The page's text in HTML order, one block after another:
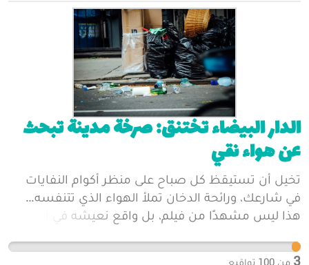
الدار البيضاء تختنق: صرخة مدينة تبحث
عن هواء نقي
تخيل أن تستيقظ كل صباح على منظر أكوام النفايات
في شارعك، ورائحة الدخان تملأ الهواء الذي تتنفسه…
هذا ليس مشهدًا من فيلم، بل واقع نعيشه في الدار
الأشخاص حول العالم، ويزيد من أمراض الربو والقلب،
3 من 100 تواقيع